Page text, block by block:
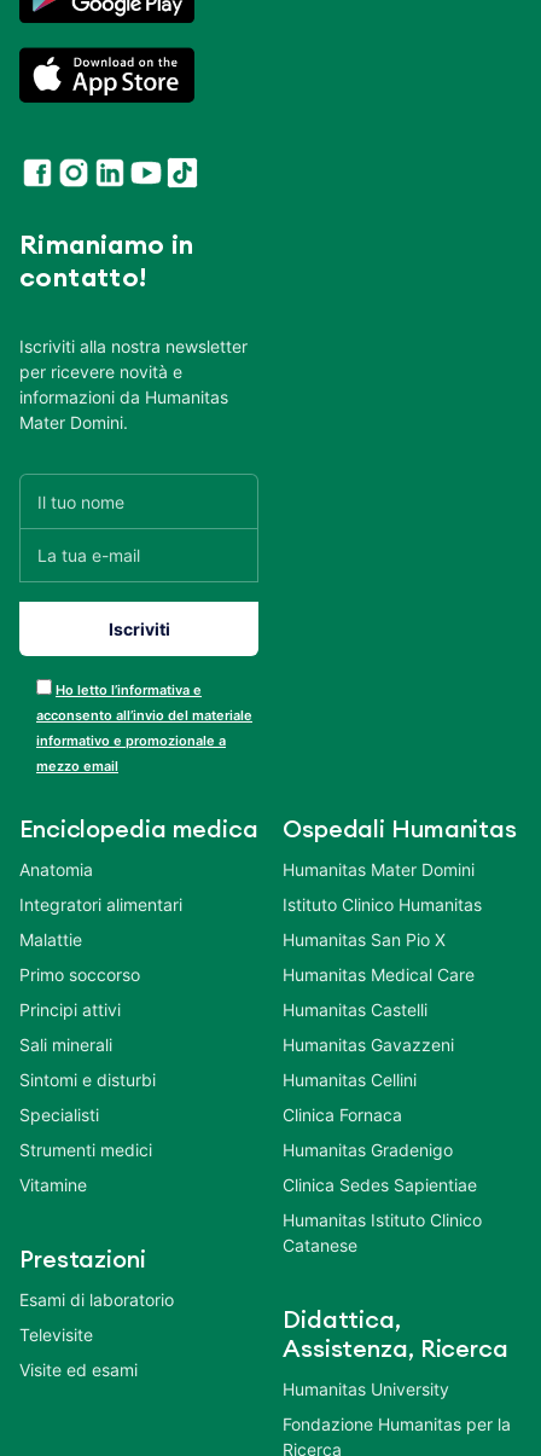
Rimaniamo in
contatto!
Iscriviti alla nostra newsletter
per ricevere novità e
informazioni da Humanitas
Mater Domini.
Ho letto l’informativa e
acconsento all’invio del materiale
informativo e promozionale a
mezzo email
Enciclopedia medica
Anatomia
Integratori alimentari
Malattie
Primo soccorso
Principi attivi
Sali minerali
Sintomi e disturbi
Specialisti
Strumenti medici
Vitamine
Prestazioni
Esami di laboratorio
Televisite
Visite ed esami
Ospedali Humanitas
Humanitas Mater Domini
Istituto Clinico Humanitas
Humanitas San Pio X
Humanitas Medical Care
Humanitas Castelli
Humanitas Gavazzeni
Humanitas Cellini
Clinica Fornaca
Humanitas Gradenigo
Clinica Sedes Sapientiae
Humanitas Istituto Clinico
Catanese
Didattica,
Assistenza, Ricerca
Humanitas University
Fondazione Humanitas per la
Ricerca